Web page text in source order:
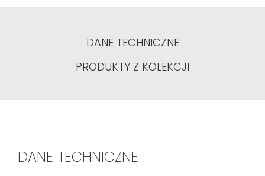
DANE TECHNICZNE
PRODUKTY Z KOLEKCJI
DANE TECHNICZNE